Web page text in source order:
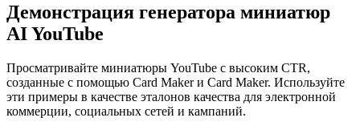
Демонстрация генератора миниатюр
AI YouTube
Просматривайте миниатюры YouTube с высоким CTR,
созданные с помощью Card Maker и Card Maker. Используйте
эти примеры в качестве эталонов качества для электронной
коммерции, социальных сетей и кампаний.